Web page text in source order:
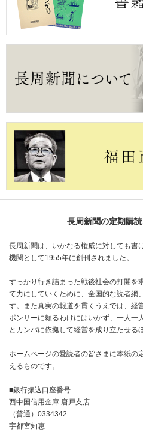
長周新聞の定期購
長周新聞は、いかなる権威に対しても書
機関として1955年に創刊されました。
すっかり行き詰まった戦後社会の打開を
て力にしていくために、全国的な読者網
す。また真実の報道を貫くうえでは、経
ポンサーに頼るわけにはいかず、一人一
とカンパに依拠して経営を成り立たせる
ホームページの愛読者の皆さまに本紙の
えるものです。
■銀行振込口座番号
西中国信用金庫 唐戸支店
（普通）0334342
宇都宮知恵